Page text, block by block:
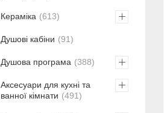
Кераміка 613
Душові кабіни 91
Душова програма 388
Аксесуари для кухні та
ванної кімнати
491